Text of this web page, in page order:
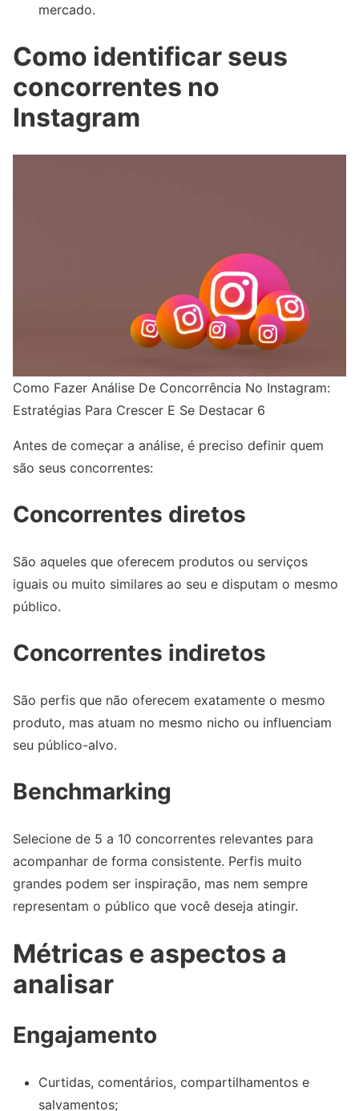
mercado.
Como identificar seus
concorrentes no
Instagram
Como Fazer Análise De Concorrência No Instagram:
Estratégias Para Crescer E Se Destacar 6
Antes de começar a análise, é preciso definir quem
são seus concorrentes:
Concorrentes diretos
São aqueles que oferecem produtos ou serviços
iguais ou muito similares ao seu e disputam o mesmo
público.
Concorrentes indiretos
São perfis que não oferecem exatamente o mesmo
produto, mas atuam no mesmo nicho ou influenciam
seu público-alvo.
Benchmarking
Selecione de 5 a 10 concorrentes relevantes para
acompanhar de forma consistente. Perfis muito
grandes podem ser inspiração, mas nem sempre
representam o público que você deseja atingir.
Métricas e aspectos a
analisar
Engajamento
Curtidas, comentários, compartilhamentos e
salvamentos;